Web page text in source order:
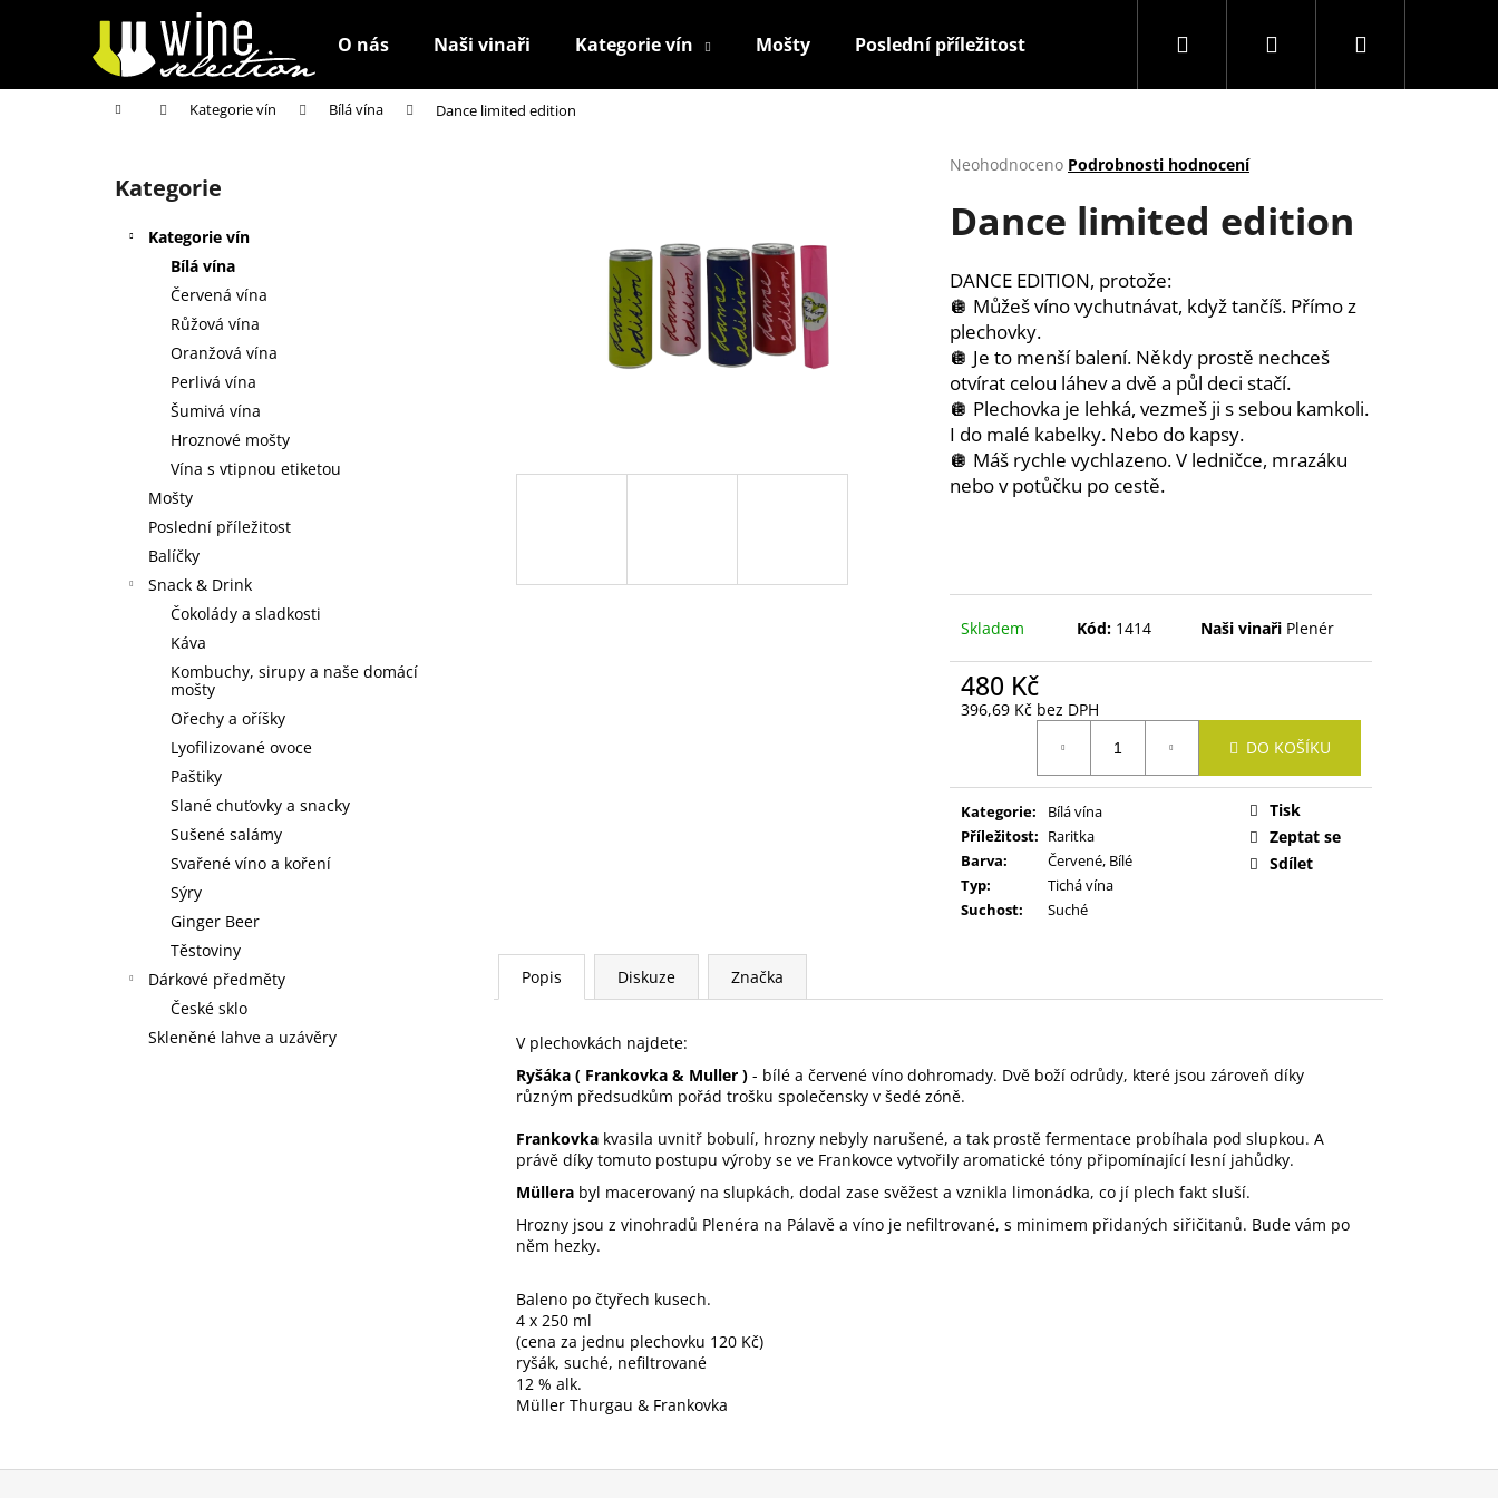
O nás Naši vinaři Kategorie vín Mošty Poslední příležitost Snack & Drink
Hledat PřihlášeníNákupní
Domů Kategorie vín Bílá vína Dance limited edition
Přeskočit
kategorie
Kategorie
Kategorie vín
Bílá vína
Červená vína
Růžová vína
Oranžová vína
Perlivá vína
Šumivá vína
Hroznové mošty
Vína s vtipnou etiketou
Mošty
Poslední příležitost
Balíčky
Snack & Drink
Čokolády a sladkosti
Káva
Kombuchy, sirupy a naše domácí
mošty
Ořechy a oříšky
Lyofilizované ovoce
Paštiky
Slané chuťovky a snacky
Sušené salámy
Svařené víno a koření
Sýry
Ginger Beer
Těstoviny
Dárkové předměty
České sklo
Skleněné lahve a uzávěry
Průměrné
produktu
je
z
5
hvězdiček.
Neohodnoceno Podrobnosti hodnocení
Dance limited edition
DANCE EDITION, protože:
🪩 Můžeš víno vychutnávat, když tančíš. Přímo z
plechovky.
🪩 Je to menší balení. Někdy prostě nechceš
otvírat celou láhev a dvě a půl deci stačí.
🪩 Plechovka je lehká, vezmeš ji s sebou kamkoli.
I do malé kabelky. Nebo do kapsy.
🪩 Máš rychle vychlazeno. V ledničce, mrazáku
nebo v potůčku po cestě.
Skladem Kód: 1414 Naši vinaři Plenér
480 Kč
396,69 Kč bez DPH
DO KOŠÍKU
Kategorie:
Bílá vína
Příležitost: Raritka
Barva:
Červené, Bílé
Typ:
Tichá vína
Suchost: Suché
Tisk
Zeptat se
Sdílet
Popis Diskuze Značka
V plechovkách najdete:
Ryšáka ( Frankovka & Muller ) - bílé a červené víno dohromady. Dvě boží odrůdy, které jsou zároveň díky
různým předsudkům pořád trošku společensky v šedé zóně.
Frankovka kvasila uvnitř bobulí, hrozny nebyly narušené, a tak prostě fermentace probíhala pod slupkou. A
právě díky tomuto postupu výroby se ve Frankovce vytvořily aromatické tóny připomínající lesní jahůdky.
Müllera byl macerovaný na slupkách, dodal zase svěžest a vznikla limonádka, co jí plech fakt sluší.
Hrozny jsou z vinohradů Plenéra na Pálavě a víno je nefiltrované, s minimem přidaných siřičitanů. Bude vám po
něm hezky.
Baleno po čtyřech kusech.
4 x 250 ml
(cena za jednu plechovku 120 Kč)
ryšák, suché, nefiltrované
12 % alk.
Müller Thurgau & Frankovka
í
Zpět
do
Zpět
do
Co potřebujete najít?
Doporučujeme
3 SKLENICE ZE TŘÍ SEDMIČEK
590 Kč
Z